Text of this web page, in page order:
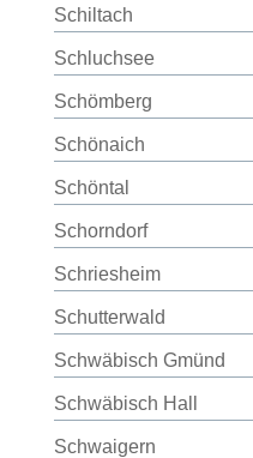
Schiltach
Schluchsee
Schömberg
Schönaich
Schöntal
Schorndorf
Schriesheim
Schutterwald
Schwäbisch Gmünd
Schwäbisch Hall
Schwaigern